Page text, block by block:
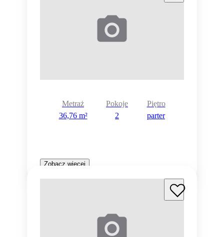
Metraż
36,76 m²
Pokoje
2
Piętro
parter
Zobacz więcej